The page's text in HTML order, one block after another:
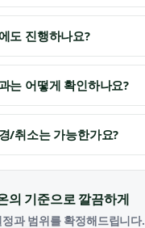
도 진행하나요?
는 어떻게 확인하나요?
/취소는 가능한가요?
의 기준으로 깔끔하게
과 범위를 확정해드립니다.